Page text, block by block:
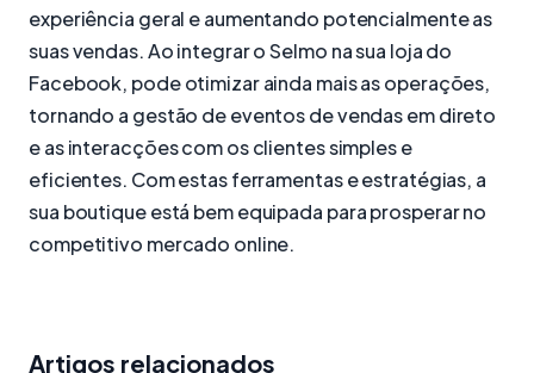
experiência geral e aumentando potencialmente as
suas vendas. Ao integrar o Selmo na sua loja do
Facebook, pode otimizar ainda mais as operações,
tornando a gestão de eventos de vendas em direto
e as interacções com os clientes simples e
eficientes. Com estas ferramentas e estratégias, a
sua boutique está bem equipada para prosperar no
competitivo mercado online.
Artigos relacionados